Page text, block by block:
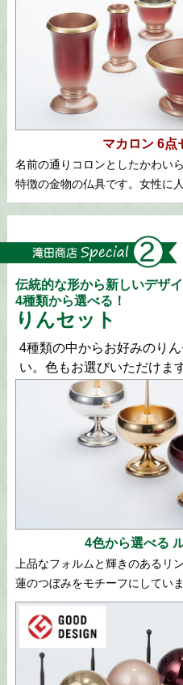
マカロン 6点
名前の通りコロンとしたかわい
特徴の金物の仏具です。女性に
伝統的な形から新しいデザイ
4種類から選べる！
りんセット
4種類の中からお好みのり
い。色もお選びいただけます
4色から選べる
上品なフォルムと輝きのあるリ
蓮のつぼみをモチーフにしていま